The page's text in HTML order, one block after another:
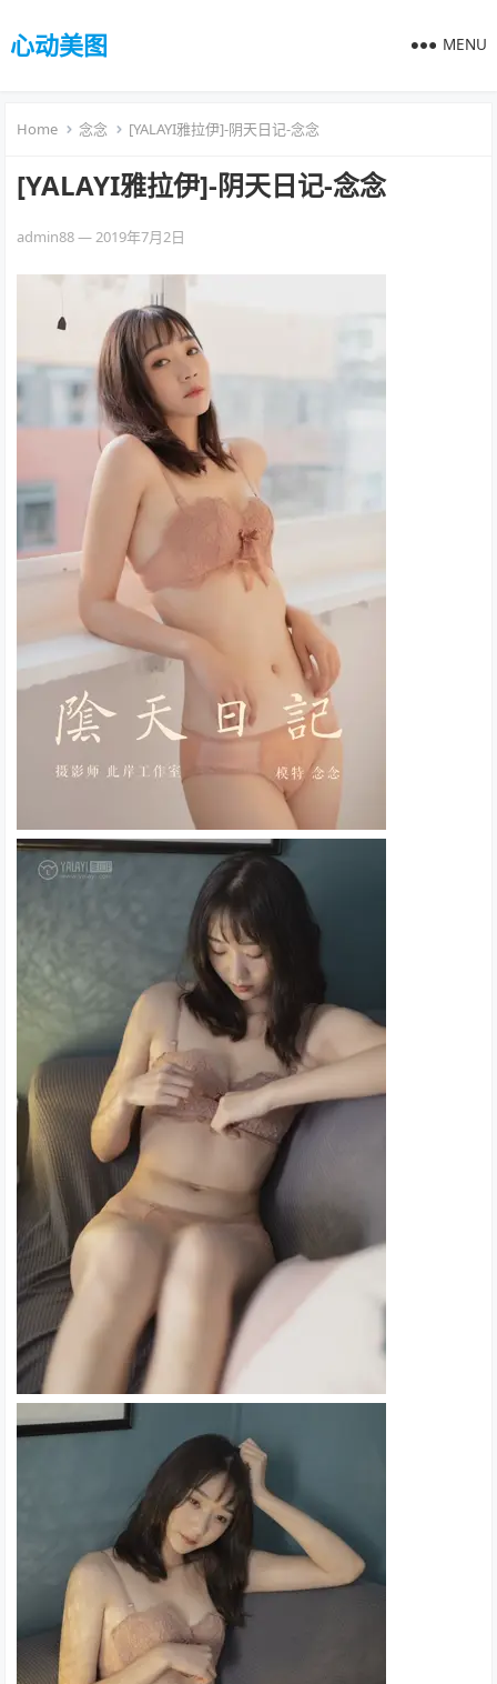
心动美图 MENU
Home 念念 [YALAYI雅拉伊]-阴天日记-念念
[YALAYI雅拉伊]-阴天日记-念念
admin88—2019年7月2日